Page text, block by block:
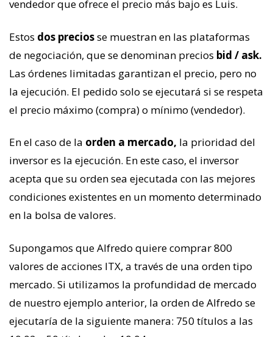
vendedor que ofrece el precio más bajo es Luis.
Estos dos preciosse muestran en las plataformas
de negociación, que se denominan precios bid / ask.
Las órdenes limitadas garantizan el precio, pero no
la ejecución. El pedido solo se ejecutará si se respeta
el precio máximo (compra) o mínimo (vendedor).
En el caso de la orden a mercado, la prioridad del
inversor es la ejecución. En este caso, el inversor
acepta que su orden sea ejecutada con las mejores
condiciones existentes en un momento determinado
en la bolsa de valores.
Supongamos que Alfredo quiere comprar 800
valores de acciones ITX, a través de una orden tipo
mercado. Si utilizamos la profundidad de mercado
de nuestro ejemplo anterior, la orden de Alfredo se
ejecutaría de la siguiente manera: 750 títulos a las